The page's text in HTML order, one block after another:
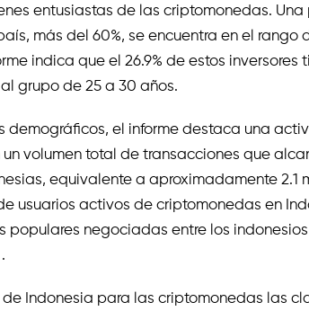
entusiastas de las criptomonedas.
más del 60%, se encuentra en el rango
indica que el 26.9% de estos inversores
grupo de 25 a 30 años.
demográficos, el informe destaca una
volumen total de transacciones que
equivalente a aproximadamente 2.1
usuarios activos de criptomonedas en
populares negociadas entre los indonesios
.
Indonesia para las criptomonedas las